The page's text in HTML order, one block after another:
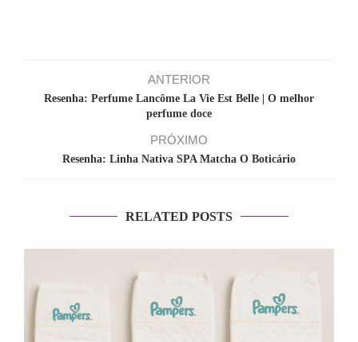
ANTERIOR
Resenha: Perfume Lancôme La Vie Est Belle | O melhor
perfume doce
PRÓXIMO
Resenha: Linha Nativa SPA Matcha O Boticário
RELATED POSTS